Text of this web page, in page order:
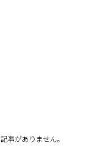
記事がありません。